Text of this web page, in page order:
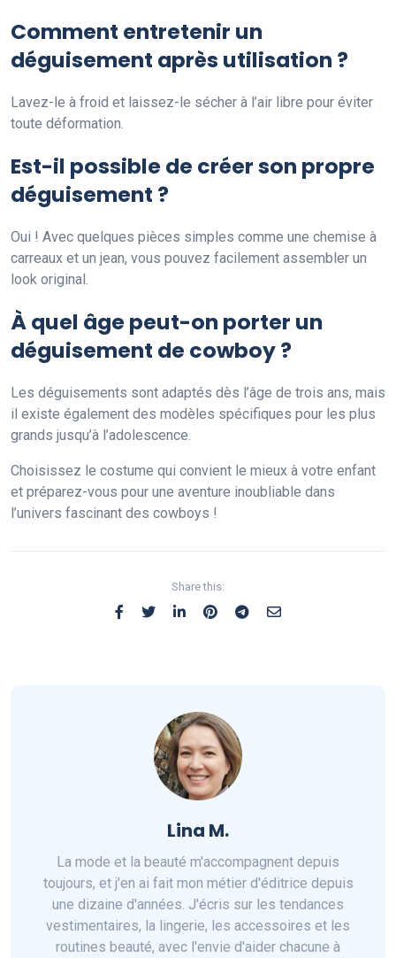
Comment entretenir un
déguisement après utilisation ?
Lavez-le à froid et laissez-le sécher à l’air libre pour éviter
toute déformation.
Est-il possible de créer son propre
déguisement ?
Oui ! Avec quelques pièces simples comme une chemise à
carreaux et un jean, vous pouvez facilement assembler un
look original.
À quel âge peut-on porter un
déguisement de cowboy ?
Les déguisements sont adaptés dès l’âge de trois ans, mais
il existe également des modèles spécifiques pour les plus
grands jusqu’à l’adolescence.
Choisissez le costume qui convient le mieux à votre enfant
et préparez-vous pour une aventure inoubliable dans
l’univers fascinant des cowboys !
Share this:
Lina M.
La mode et la beauté m'accompagnent depuis
toujours, et j'en ai fait mon métier d'éditrice depuis
une dizaine d'années. J'écris sur les tendances
vestimentaires, la lingerie, les accessoires et les
routines beauté, avec l'envie d'aider chacune à